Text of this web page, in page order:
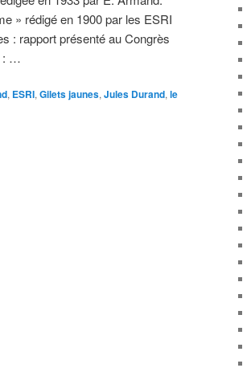
» rédigé en 1900 par les ESRI
: rapport présenté au Congrès
: …
, ESRI, Gilets jaunes, Jules Durand, le